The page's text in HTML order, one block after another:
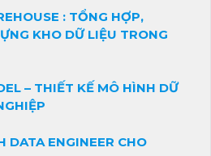
: TỔNG HỢP,
KHO DỮ LIỆU TRONG
– THIẾT KẾ MÔ HÌNH DỮ
DATA ENGINEER CHO